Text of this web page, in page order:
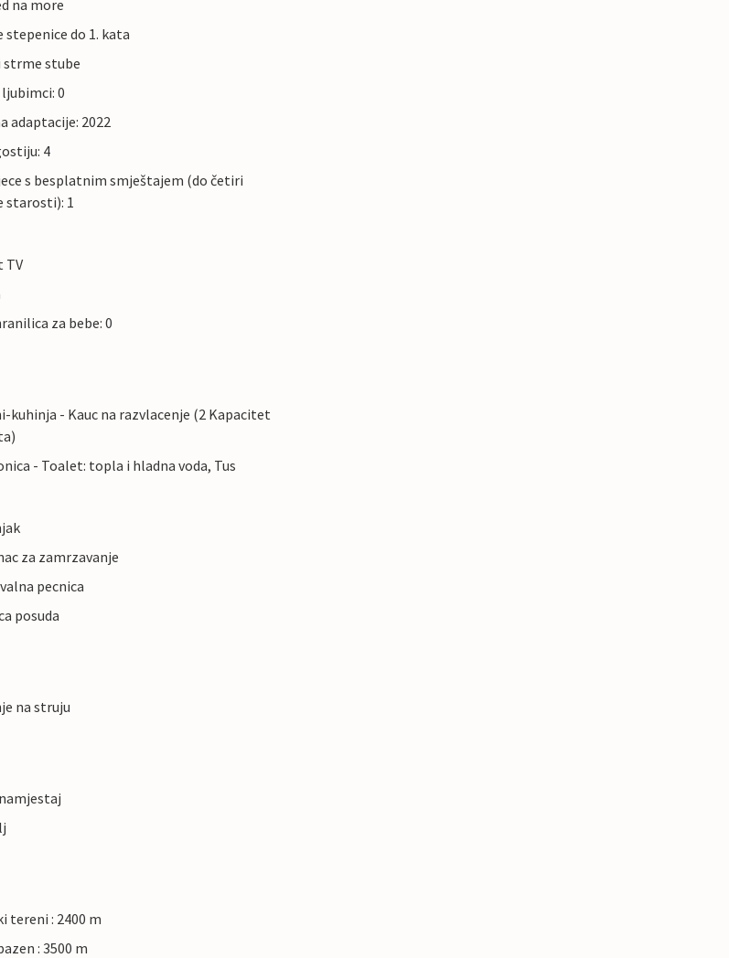
na more
stepenice do 1. kata
strme stube
0
adaptacije: 2022
4
s besplatnim smještajem (do četiri
starosti): 1
TV
za bebe: 0
kuhinja - Kauc na razvlacenje (2 Kapacitet
- Toalet: topla i hladna voda, Tus
za zamrzavanje
pecnica
posuda
na struju
tereni : 2400 m
: 3500 m